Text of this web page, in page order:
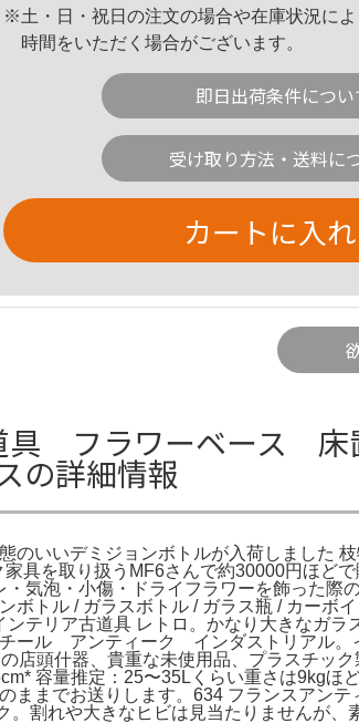
※土・日・祝日の注文の場合や在庫状況に
時間をいただく場合がございます。
即日出荷条件につい
受け取り方法・送料に
カートに入
具 フラワーベース 床
の詳細情報
いいデミジョンボトルが入荷しました
具を取り扱うMF6さんで約30000円ほど
気泡・小傷・ドライフラワーを飾った際
トル / ガラスボトル / ガラス瓶 / カーボ
テリア古道具 レトロ。かなり大きなガラ
ール アンティーク インダストリアル。
店頭什器、貴重な未使用品、プラスチッ
容量推定：25〜35Lくらい重さは9kg
までお送りします。634 フランスアンテ
割れや大きなヒビは見当たりませんが、